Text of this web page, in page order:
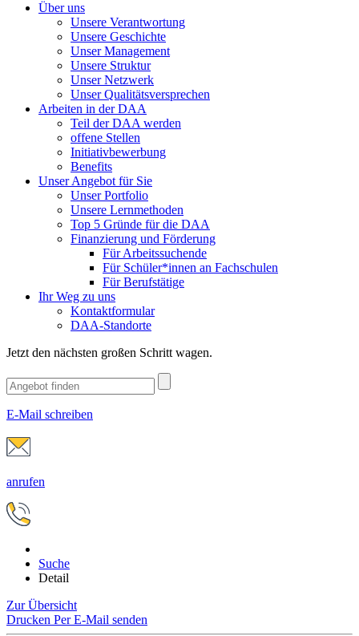
Über uns
Unsere Verantwortung
Unsere Geschichte
Unser Management
Unsere Struktur
Unser Netzwerk
Unser Qualitätsversprechen
Arbeiten in der DAA
Teil der DAA werden
offene Stellen
Initiativbewerbung
Benefits
Unser Angebot für Sie
Unser Portfolio
Unsere Lernmethoden
Top 5 Gründe für die DAA
Finanzierung und Förderung
Für Arbeitssuchende
Für Schüler*innen an Fachschulen
Für Berufstätige
Ihr Weg zu uns
Kontaktformular
DAA-Standorte
Jetzt den nächsten großen Schritt wagen.
E-Mail schreiben
anrufen
Suche
Detail
Zur Übersicht
Drucken Per E-Mail senden